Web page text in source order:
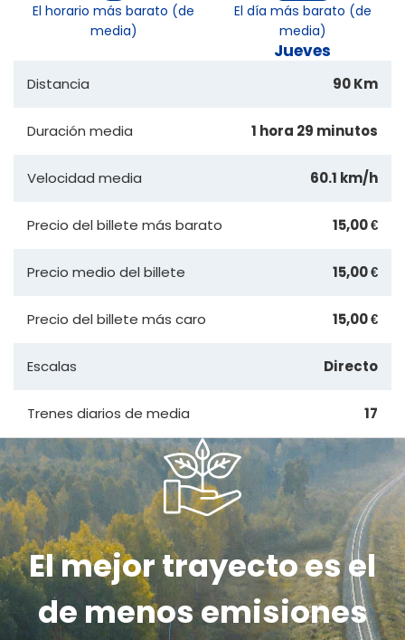
El horario más barato (de
media)
El día más barato (de
media)
Jueves
Distancia 90 Km
Duración media 1 hora 29 minutos
Velocidad media 60.1 km/h
Precio del billete más barato 15,00 €
Precio medio del billete 15,00 €
Precio del billete más caro 15,00 €
Escalas Directo
Trenes diarios de media 17
El mejor trayecto es el
de menos emisiones